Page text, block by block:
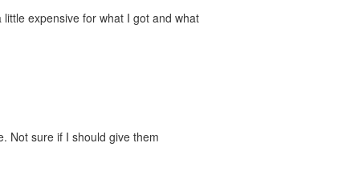
expensive for what I got and what
Not sure if I should give them